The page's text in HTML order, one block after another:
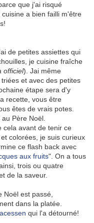
que j'ai risqué
a bien failli m'être
de petites assiettes qui
je cuisine fraîche
officiel). Jai même
triées et avec des petites
étape sera d'y
recette, vous être
êtes de vrais potes.
Père Noël.
cela avant de tenir ce
colorées, je suis curieux
ce flash back avec
aux fruits". On a tous
trois ou quatre
de la saveur.
Noël est passé,
dans la platée.
qui l'a détourné!